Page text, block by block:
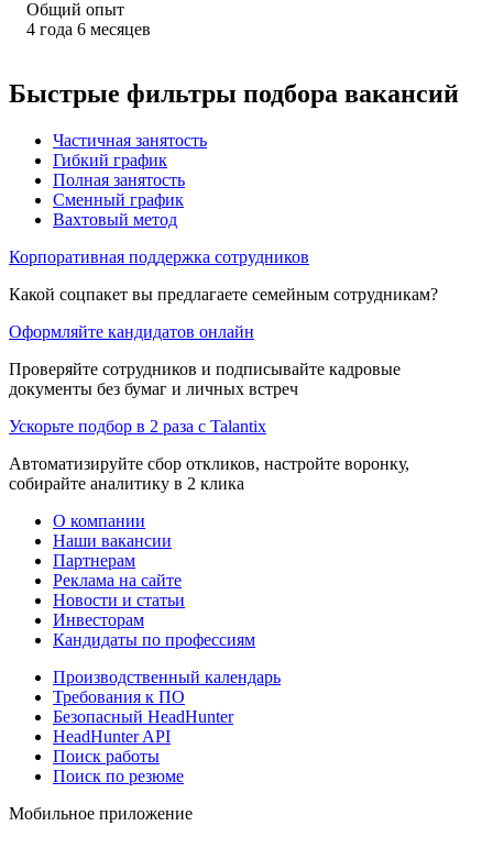
Общий опыт
4 года 6 месяцев
Быстрые фильтры подбора вакансий
Частичная занятость
Гибкий график
Полная занятость
Сменный график
Вахтовый метод
Корпоративная поддержка сотрудников
Какой соцпакет вы предлагаете семейным сотрудникам?
Оформляйте кандидатов онлайн
Проверяйте сотрудников и подписывайте кадровые
документы без бумаг и личных встреч
Ускорьте подбор в 2 раза с Talantix
Автоматизируйте сбор откликов, настройте воронку,
собирайте аналитику в 2 клика
О компании
Наши вакансии
Партнерам
Реклама на сайте
Новости и статьи
Инвесторам
Кандидаты по профессиям
Производственный календарь
Требования к ПО
Безопасный HeadHunter
HeadHunter API
Поиск работы
Поиск по резюме
Мобильное приложение